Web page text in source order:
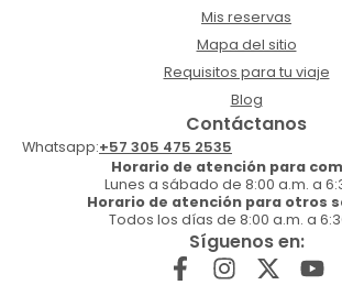
Mis reservas
Mapa del sitio
Requisitos para tu viaje
Blog
Contáctanos
Whatsapp:+57 305 475 2535
Horario de atención para
Lunes a sábado de 8:00 a.m. a
Horario de atención para otros
Todos los días de 8:00 a.m. a
Síguenos en: